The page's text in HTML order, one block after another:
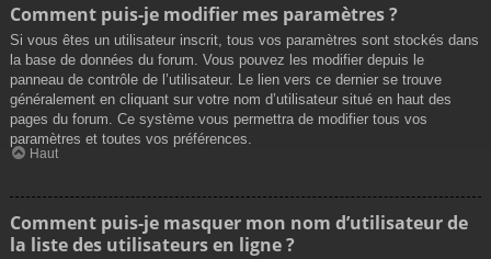
Comment puis-je modifier mes paramètres ?
Si vous êtes un utilisateur inscrit, tous vos paramètres sont stockés dans
la base de données du forum. Vous pouvez les modifier depuis le
panneau de contrôle de l’utilisateur. Le lien vers ce dernier se trouve
généralement en cliquant sur votre nom d’utilisateur situé en haut des
pages du forum. Ce système vous permettra de modifier tous vos
paramètres et toutes vos préférences.
Haut
Comment puis-je masquer mon nom d’utilisateur de
la liste des utilisateurs en ligne ?